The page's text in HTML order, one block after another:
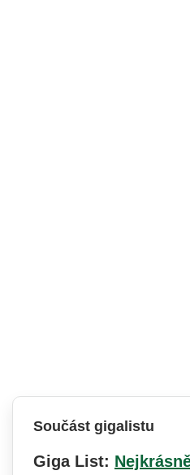
Součást gigalistu
Giga List: